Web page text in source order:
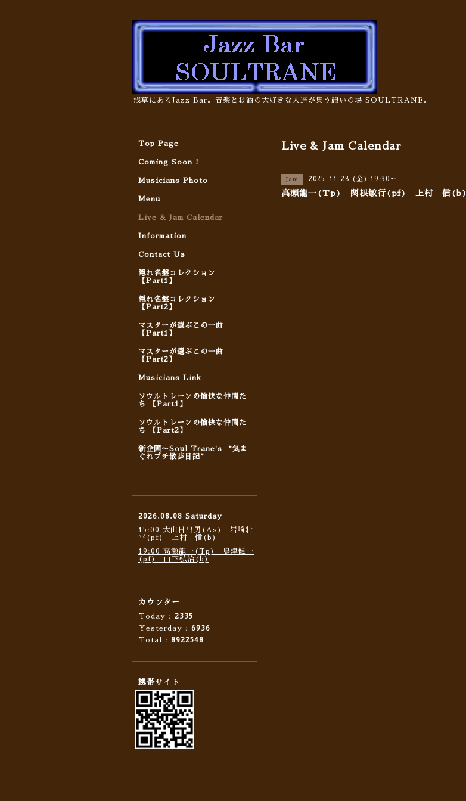
浅草にあるJazz Bar。音楽とお酒の大好きな人達が集う憩いの場 SOULTRANE。
Live & Jam Calendar
Jam 2025-11-28 (金) 19:30～
高瀬龍一(Tp) 関根敏行(pf) 上村 信(b)
Top Page
Coming Soon !
Musicians Photo
Menu
Live & Jam Calendar
Information
Contact Us
隠れ名盤コレクション
【Part1】
隠れ名盤コレクション
【Part2】
マスターが選ぶこの一曲
【Part1】
マスターが選ぶこの一曲
【Part2】
Musicians Link
ソウルトレーンの愉快な仲間た
ち 【Part1】
ソウルトレーンの愉快な仲間た
ち 【Part2】
新企画〜Soul Trane's “気ま
ぐれプチ散歩日記”
2026.08.08 Saturday
15:00 大山日出男(As) 岩崎壮
平(pf) 上村 信(b)
19:00 高瀬龍一(Tp) 嶋津健一
(pf) 山下弘治(b)
カウンター
Today : 2335
Yesterday : 6936
Total : 8922548
携帯サイト